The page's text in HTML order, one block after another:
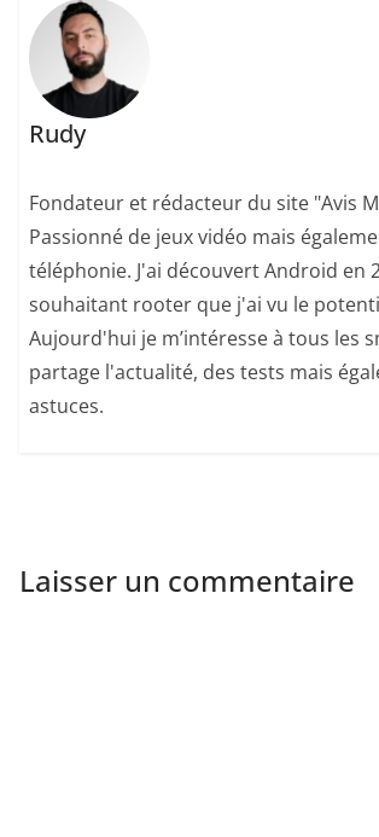
Rudy
Fondateur et rédacteur du site "Avis
Passionné de jeux vidéo mais
téléphonie. J'ai découvert Android en
souhaitant rooter que j'ai vu le
Aujourd'hui je m’intéresse à tous les
partage l'actualité, des tests mais
astuces.
Laisser un commentaire